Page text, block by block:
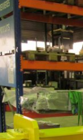
INDUSTRIE
ÉLÉMENTS FINIS